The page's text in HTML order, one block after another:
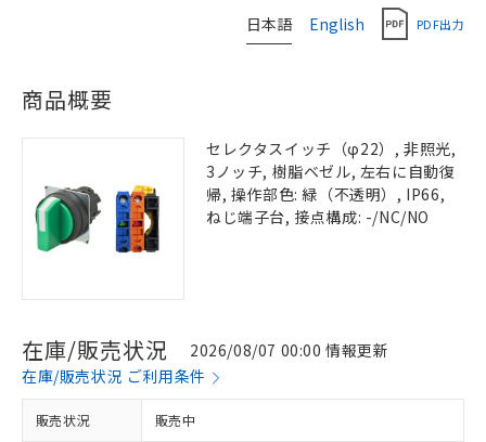
日本語 English PDF出力
商品概要
セレクタスイッチ（φ22）, 非照光,
3ノッチ, 樹脂ベゼル, 左右に自動復
帰, 操作部色: 緑（不透明）, IP66,
ねじ端子台, 接点構成: -/NC/NO
在庫/販売状況
2026/08/07 00:00 情報更新
在庫/販売状況 ご利用条件
販売状況 販売中